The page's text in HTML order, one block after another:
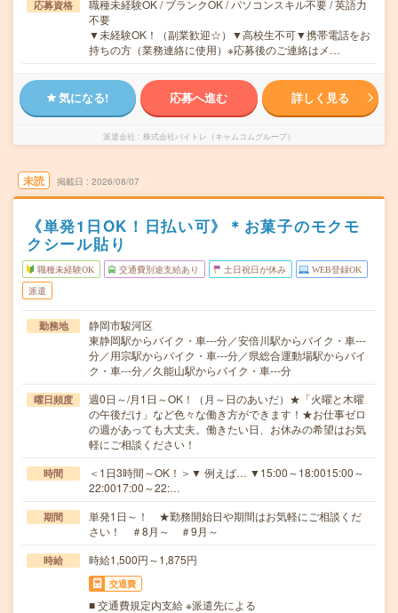
応募資格
職種未経験OK / ブランクOK / パソコンスキル不要 / 英語力
不要
▼未経験OK！（副業歓迎☆）▼高校生不可▼携帯電話をお
持ちの方（業務連絡に使用）※応募後のご連絡はメ…
気になる! 応募へ進む 詳しく見る
派遣会社 株式会社バイトレ（キャムコムグループ）
未読 掲載日 2026/08/07
《単発1日OK！日払い可》＊お菓子のモクモ
クシール貼り
職種未経験OK 交通費別途支給あり 土日祝日が休み WEB登録OK
派遣
勤務地
静岡市駿河区
東静岡駅からバイク・車---分／安倍川駅からバイク・車---
分／用宗駅からバイク・車---分／県総合運動場駅からバイ
ク・車---分／久能山駅からバイク・車---分
曜日頻度
週0日～/月1日～OK！（月～日のあいだ）★「火曜と木曜
の午後だけ」など色々な働き方ができます！★お仕事ゼロ
の週があっても大丈夫。働きたい日、お休みの希望はお気
軽にご相談ください！
時間
＜1日3時間～OK！＞▼ 例えば… ▼15:00～18:0015:00～
22:0017:00～22:…
期間
単発1日～！ ★勤務開始日や期間はお気軽にご相談くだ
さい！ ＃8月～ ＃9月～
時給 時給1,500円～1,875円
交通費
■ 交通費規定内支給 ※派遣先による